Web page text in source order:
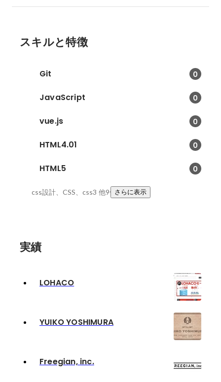
スキルと特徴
Git 0
JavaScript 0
vue.js 0
HTML4.01 0
HTML5 0
css設計、CSS、css3 他9件さらに表示
実績
LOHACO
YUIKO YOSHIMURA
Freegian, inc.